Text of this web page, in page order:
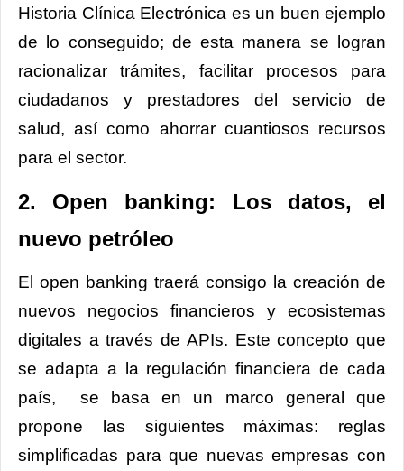
Historia Clínica Electrónica es un buen ejemplo
de lo conseguido; de esta manera se logran
racionalizar trámites, facilitar procesos para
ciudadanos y prestadores del servicio de
salud, así como ahorrar cuantiosos recursos
para el sector.
2. Open banking: Los datos, el
nuevo petróleo
El open banking traerá consigo la creación de
nuevos negocios financieros y ecosistemas
digitales a través de APIs. Este concepto que
se adapta a la regulación financiera de cada
país, se basa en un marco general que
propone las siguientes máximas: reglas
simplificadas para que nuevas empresas con